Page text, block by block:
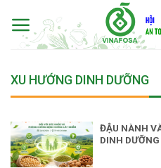
content
XU HƯỚNG DINH DƯỠNG
ĐẬU NÀNH
DINH